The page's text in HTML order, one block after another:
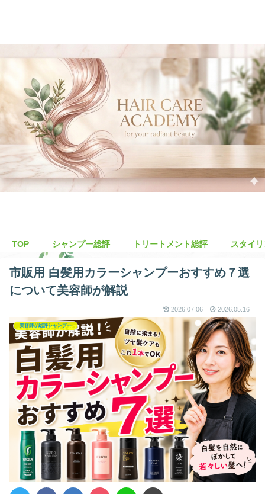
TOP シャンプー総評 トリートメント総評 スタイ
市販用 白髪用カラーシャンプーおすすめ７選
について美容師が解説
2026.07.06 2026.05.16
美容師が総評シャンプー